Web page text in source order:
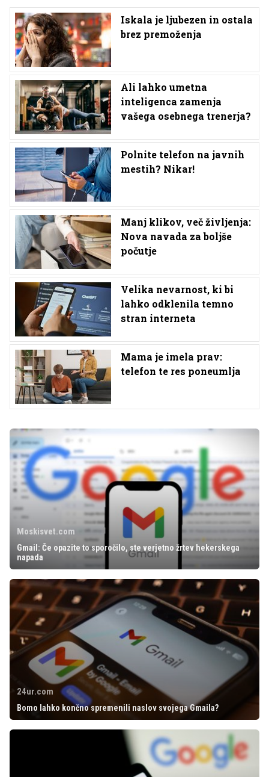
Iskala je ljubezen in ostala
brez premoženja
Ali lahko umetna
inteligenca zamenja
vašega osebnega trenerja?
Polnite telefon na javnih
mestih? Nikar!
Manj klikov, več življenja:
Nova navada za boljše
počutje
Velika nevarnost, ki bi
lahko odklenila temno
stran interneta
Mama je imela prav:
telefon te res poneumlja
Moskisvet.com
Gmail: Če opazite to sporočilo, ste verjetno žrtev hekerskega
napada
24ur.com
Bomo lahko končno spremenili naslov svojega Gmaila?